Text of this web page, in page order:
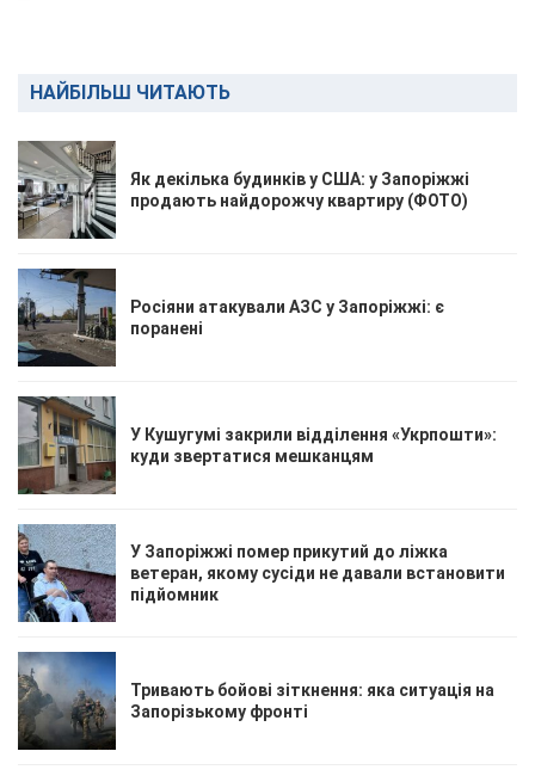
НАЙБІЛЬШ ЧИТАЮТЬ
Як декілька будинків у США: у Запоріжжі
продають найдорожчу квартиру (ФОТО)
Росіяни атакували АЗС у Запоріжжі: є
поранені
У Кушугумі закрили відділення «Укрпошти»:
куди звертатися мешканцям
У Запоріжжі помер прикутий до ліжка
ветеран, якому сусіди не давали встановити
підйомник
Тривають бойові зіткнення: яка ситуація на
Запорізькому фронті